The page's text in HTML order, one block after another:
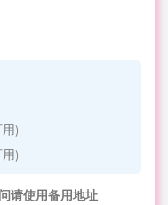
)
)
请使用备用地址